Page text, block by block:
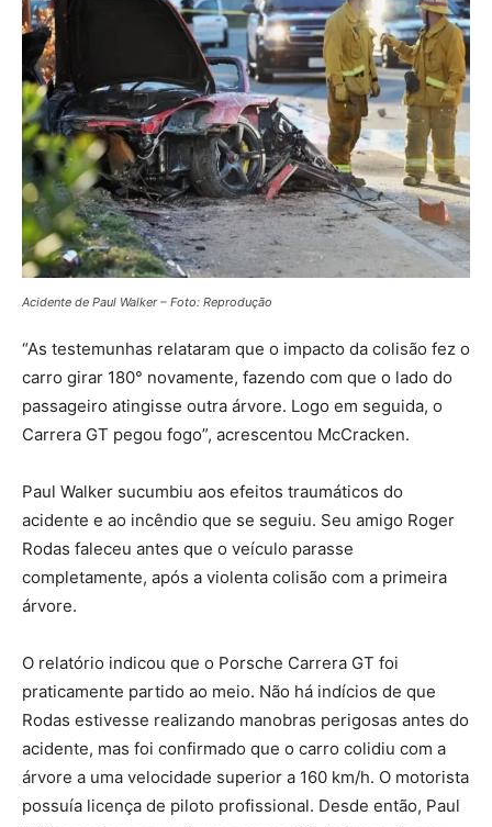
Acidente de Paul Walker – Foto: Reprodução
“As testemunhas relataram que o impacto da colisão fez o
carro girar 180° novamente, fazendo com que o lado do
passageiro atingisse outra árvore. Logo em seguida, o
Carrera GT pegou fogo”, acrescentou McCracken.
Paul Walker sucumbiu aos efeitos traumáticos do
acidente e ao incêndio que se seguiu. Seu amigo Roger
Rodas faleceu antes que o veículo parasse
completamente, após a violenta colisão com a primeira
árvore.
O relatório indicou que o Porsche Carrera GT foi
praticamente partido ao meio. Não há indícios de que
Rodas estivesse realizando manobras perigosas antes do
acidente, mas foi confirmado que o carro colidiu com a
árvore a uma velocidade superior a 160 km/h. O motorista
possuía licença de piloto profissional. Desde então, Paul